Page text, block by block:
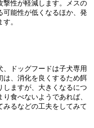
撃性が軽減します。メスの
可能性が低くなるほか、発
。
、ドッグフードは子犬専用
は、消化を良くするため餌
しますが、大きくなるにつ
食べないようであれば、
みるなどの工夫をしてみて